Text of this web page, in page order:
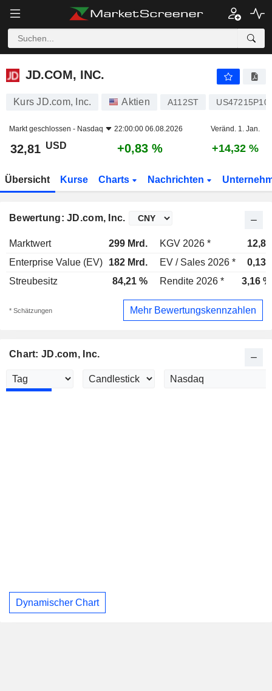
JD.COM, INC.
JD.COM, INC.
Kurs JD.com, Inc. Aktien A112ST
Markt geschlossen - Nasdaq 22:00:00 06.08.2026 Veränd. 1. Jan.
32,81 USD +0,83 % +14,32 %
Übersicht Kurse Charts Nachrichten
Bewertung: JD.com, Inc.
Marktwert 299 Mrd. KGV 2026 *
12,8x
Enterprise Value (EV)
182 Mrd. EV / Sales 2026 *
0,13x
Streubesitz
84,21 % Rendite 2026 * 3,16 %
* Schätzungen Mehr Bewertungskennzahlen
Chart: JD.com, Inc.
Dynamischer Chart